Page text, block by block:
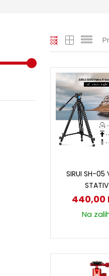
SIRUI SH-05
STATIV
440,00
Na